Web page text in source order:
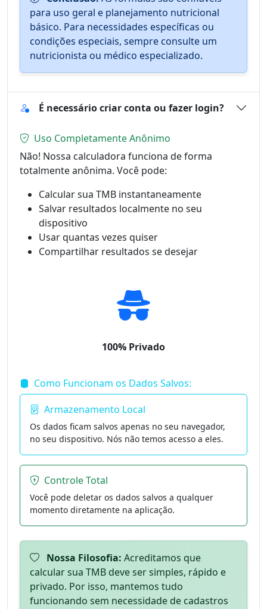
para uso geral e planejamento nutricional
básico. Para necessidades específicas ou
condições especiais, sempre consulte um
nutricionista ou médico especializado.
É necessário criar conta ou fazer login?
Uso Completamente Anônimo
Não! Nossa calculadora funciona de forma
totalmente anônima. Você pode:
Calcular sua TMB instantaneamente
Salvar resultados localmente no seu
dispositivo
Usar quantas vezes quiser
Compartilhar resultados se desejar
100% Privado
Como Funcionam os Dados Salvos:
Armazenamento Local
Os dados ficam salvos apenas no seu navegador,
no seu dispositivo. Nós não temos acesso a eles.
Controle Total
Você pode deletar os dados salvos a qualquer
momento diretamente na aplicação.
Nossa Filosofia: Acreditamos que
calcular sua TMB deve ser simples, rápido e
privado. Por isso, mantemos tudo
funcionando sem necessidade de cadastros